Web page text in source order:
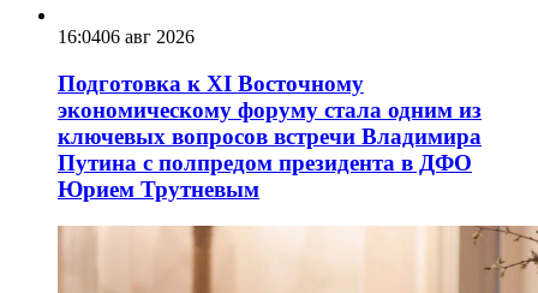
16:0406 авг 2026
Подготовка к XI Восточному
экономическому форуму стала одним из
ключевых вопросов встречи Владимира
Путина с полпредом президента в ДФО
Юрием Трутневым